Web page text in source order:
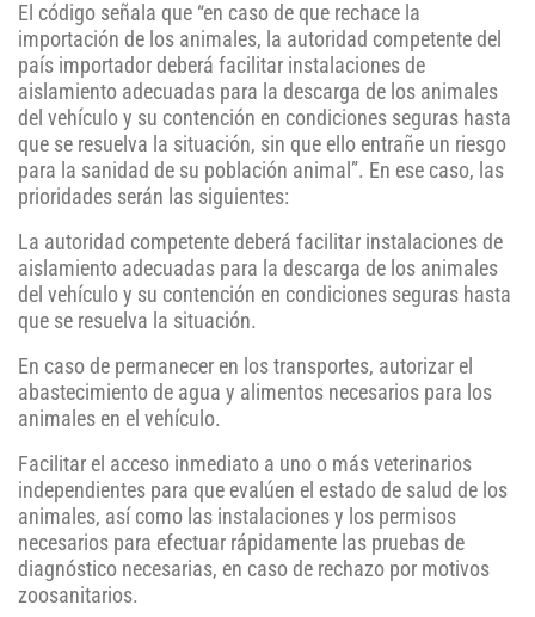
El código señala que “en caso de que rechace la
importación de los animales, la autoridad competente del
país importador deberá facilitar instalaciones de
aislamiento adecuadas para la descarga de los animales
del vehículo y su contención en condiciones seguras hasta
que se resuelva la situación, sin que ello entrañe un riesgo
para la sanidad de su población animal”. En ese caso, las
prioridades serán las siguientes:
La autoridad competente deberá facilitar instalaciones de
aislamiento adecuadas para la descarga de los animales
del vehículo y su contención en condiciones seguras hasta
que se resuelva la situación.
En caso de permanecer en los transportes, autorizar el
abastecimiento de agua y alimentos necesarios para los
animales en el vehículo.
Facilitar el acceso inmediato a uno o más veterinarios
independientes para que evalúen el estado de salud de los
animales, así como las instalaciones y los permisos
necesarios para efectuar rápidamente las pruebas de
diagnóstico necesarias, en caso de rechazo por motivos
zoosanitarios.